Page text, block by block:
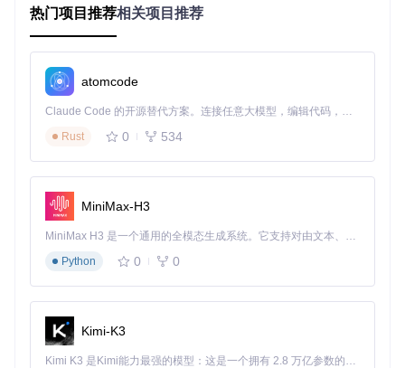
0%，从几天缩短到几小时；成功率大幅提升，内置硬件兼容
性数据库减少配置错误；学习曲线变缓，无需深入了解底层技
术细节。
如何使用OpCore Simplify实现高效配置？
第一步：生成并加载硬件报告
首先需要获取工具并安装必要依赖：
克隆项目仓库：
安装依赖包：
热门项目推荐相关项目推荐
atomcode
Claude Code 的开源替代方案。连接任意大模型，编辑代码，运行命令，自动验证 — 全自动执行。用 Rust 构建，极致性能。 ｜ An open-source alternative to Claude Code. Connect any LLM, edit code, run commands, and verify changes — autonomously. Built in Rust for speed. Get Started
Rust
0 534
MiniMax-H3
MiniMax H3 是一个通用的全模态生成系统。它支持对由文本、图像、视频和音频组成的多模态上下文进行统一理解，并能生成分辨率高达 2K、时长可达 15 秒的带原生立体声音频的视频。得益于面向任务泛化的系统设计，H3 在预训练阶段就已具备广泛的多模态上下文理解与生成能力，能够出色地执行复杂的多模态指令。
Python
0 0
Kimi-K3
Kimi K3 是Kimi能力最强的模型：这是一个拥有 2.8 万亿参数的混合专家（MoE）模型，具备原生视觉理解能力，并支持 100 万 token 的上下文窗口。